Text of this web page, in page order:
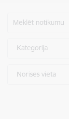
Meklēt notikumu
Kategorija
Norises vieta